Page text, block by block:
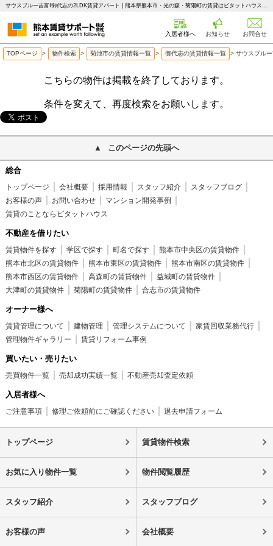
サウスブルー吉富Ⅰ御代志の2LDK賃貸アパート | 熊本県熊本市・光の森・菊陽町の賃貸はピタットハウス 熊本賃貸サポート
入居者様へ お知らせ お問合せ
TOPページ > 物件検索 > 菊池市の賃貸情報一覧 > 御代志の賃貸情報一覧 > サウスブル
こちらの物件は掲載を終了しております。
条件を変えて、再度検索をお願いします。
このページの先頭へ
総合
トップページ 会社概要 採用情報 スタッフ紹介
スタッフブログ
お客様の声
お問い合わせ
マンション開発事例
賃貸のことならピタットハウス
不動産を借りたい
賃貸物件を探す 学区で探す 町名で探す
熊本市中央区の賃貸物件
熊本市北区の賃貸物件
熊本市東区の賃貸物件
熊本市南区の賃貸物件
熊本市西区の賃貸物件
高森町の賃貸物件
益城町の賃貸物件
大津町の賃貸物件
菊陽町の賃貸物件 合志市の賃貸物件
オーナー様へ
賃貸管理について 建物管理 管理システムについて
家賃回収業務代行
管理物件ギャラリー
賃貸リフォーム事例
買いたい・売りたい
売買物件一覧 売却成功実績一覧 不動産売却査定依頼
入居者様へ
ご注意事項 修理ご依頼前にご確認ください 退去申請フォーム
トップページ 賃貸物件検索
お気に入り物件一覧 物件閲覧履歴
スタッフ紹介 スタッフブログ
お客様の声 会社概要